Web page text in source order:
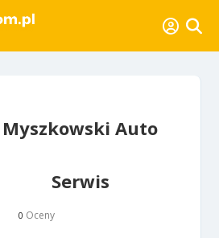
Myszkowski Auto
Serwis
0 Oceny